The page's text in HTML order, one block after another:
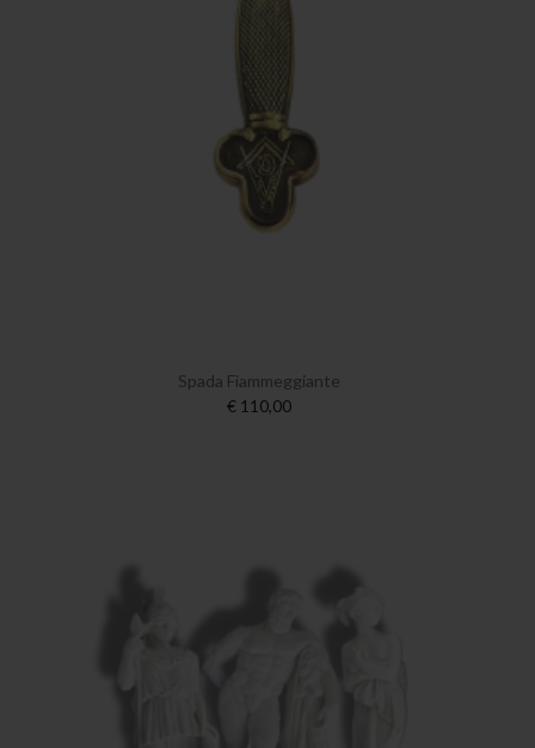
Spada Fiammeggiante
€ 110,00